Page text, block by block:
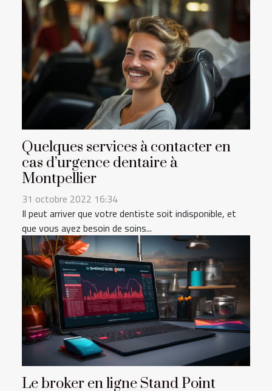
Quelques services à contacter en
cas d’urgence dentaire à
Montpellier
31 octobre 2022 16:34
Il peut arriver que votre dentiste soit indisponible, et
que vous ayez besoin de soins...
Le broker en ligne Stand Point